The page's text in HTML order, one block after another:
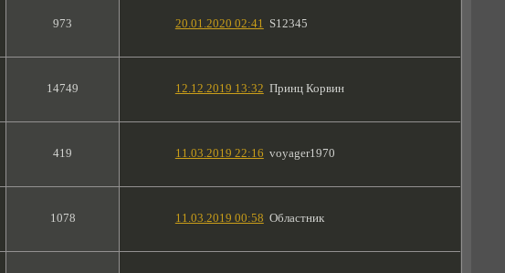
973 20.01.2020 02:41 S12345
14749 12.12.2019 13:32 Принц Корвин
419 11.03.2019 22:16 voyager1970
1078 11.03.2019 00:58 Областник